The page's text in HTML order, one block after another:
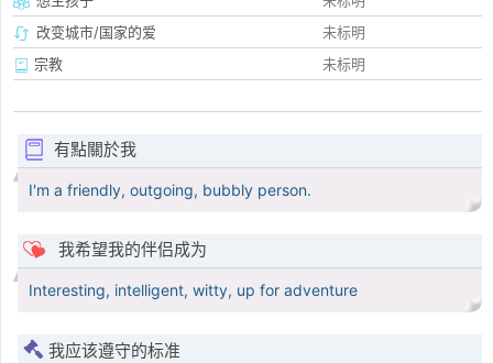
改变城市/国家的爱
未标明
宗教
未标明
有點關於我
I'm a friendly, outgoing, bubbly person.
我希望我的伴侣成为
Interesting, intelligent, witty, up for adventure
我应该遵守的标准